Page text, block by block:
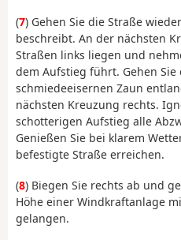
(7) Gehen Sie die Straße
beschreibt. An der nächsten
Straßen links liegen und
dem Aufstieg führt. Gehen
schmiedeeisernen Zaun
nächsten Kreuzung rechts.
schotterigen Aufstieg alle
Genießen Sie bei klarem
befestigte Straße erreichen.
(8) Biegen Sie rechts ab und
Höhe einer Windkraftanlage
gelangen.